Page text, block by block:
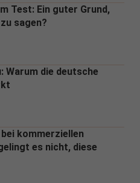
Test: Ein guter Grund,
sagen?
Warum die deutsche
kommerziellen
es nicht, diese